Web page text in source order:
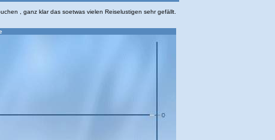
, ganz klar das soetwas vielen Reiselustigen sehr gefällt.